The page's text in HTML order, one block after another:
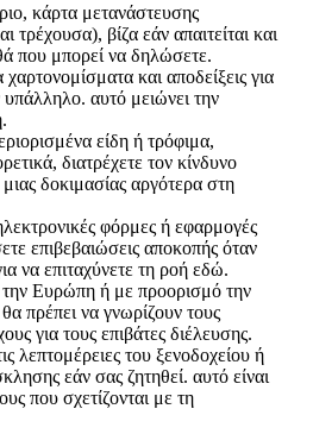
κάρτα μετανάστευσης
βίζα εάν απαιτείται και
που μπορεί να δηλώσετε.
και αποδείξεις για
υπάλληλο. αυτό μειώνει την
είδη ή τρόφιμα,
διατρέχετε τον κίνδυνο
δοκιμασίας αργότερα στη
φόρμες ή εφαρμογές
επιβεβαιώσεις αποκοπής όταν
να επιταχύνετε τη ροή εδώ.
την Ευρώπη ή με προορισμό την
πρέπει να γνωρίζουν τους
για τους επιβάτες διέλευσης.
λεπτομέρειες του ξενοδοχείου ή
εάν σας ζητηθεί. αυτό είναι
που σχετίζονται με τη